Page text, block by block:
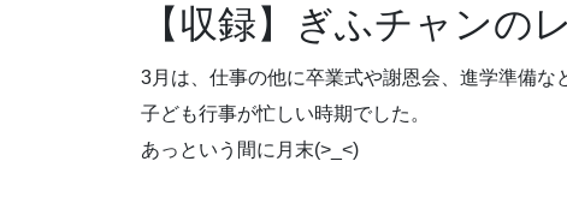
【収録】ぎふチャンの
3月は、仕事の他に卒業式や謝恩会、進学準備な
子ども行事が忙しい時期でした。
あっという間に月末(>_<)